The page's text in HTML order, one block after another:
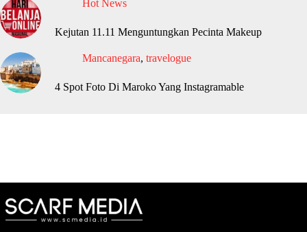
Hot News
Kejutan 11.11 Menguntungkan Pecinta Makeup
Mancanegara, travelogue
4 Spot Foto Di Maroko Yang Instagramable